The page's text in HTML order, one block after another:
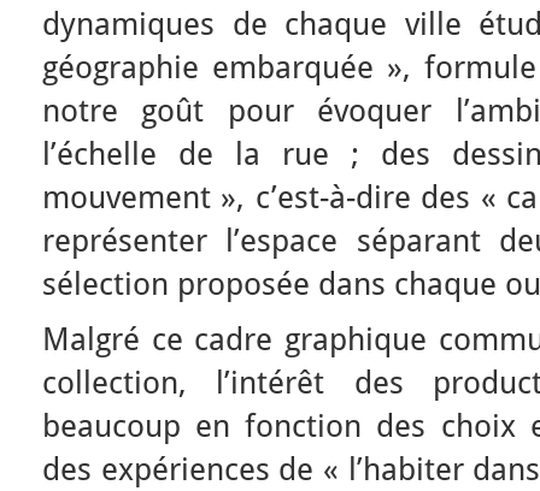
dynamiques de chaque ville
géographie embarquée »,
notre goût pour évoquer
l’échelle de la rue ; des
mouvement », c’est-à-dire des «
représenter l’espace séparant
sélection proposée dans chaque
Malgré ce cadre graphique
collection, l’intérêt des
beaucoup en fonction des choix
des expériences de « l’habiter